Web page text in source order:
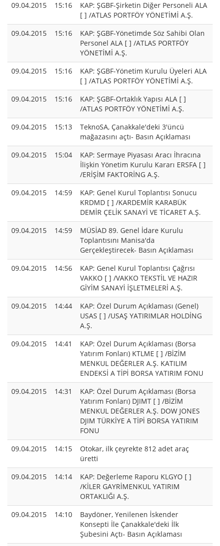
09.04.2015
15:16
KAP: ŞGBF-Şirketin Diğer Personeli ALA
[ ] /ATLAS PORTFÖY YÖNETİMİ A.Ş.
09.04.2015
15:16
KAP: ŞGBF-Yönetimde Söz Sahibi Olan
Personel ALA [ ] /ATLAS PORTFÖY
YÖNETİMİ A.Ş.
09.04.2015
15:16
KAP: ŞGBF-Yönetim Kurulu Üyeleri ALA
[ ] /ATLAS PORTFÖY YÖNETİMİ A.Ş.
09.04.2015
15:16
KAP: ŞGBF-Ortaklık Yapısı ALA [ ]
/ATLAS PORTFÖY YÖNETİMİ A.Ş.
09.04.2015
15:13
TeknoSA, Çanakkale'deki 3'üncü
mağazasını açtı- Basın Açıklaması
09.04.2015
15:04
KAP: Sermaye Piyasası Aracı İhracına
İlişkin Yönetim Kurulu Kararı ERSFA [ ]
/ERİŞİM FAKTORİNG A.Ş.
09.04.2015
14:59
KAP: Genel Kurul Toplantısı Sonucu
KRDMD [ ] /KARDEMİR KARABÜK
DEMİR ÇELİK SANAYİ VE TİCARET A.Ş.
09.04.2015
14:59
MÜSİAD 89. Genel İdare Kurulu
Toplantısını Manisa'da
Gerçekleştirecek- Basın Açıklaması
09.04.2015
14:56
KAP: Genel Kurul Toplantısı Çağrısı
VAKKO [ ] /VAKKO TEKSTİL VE HAZIR
GİYİM SANAYİ İŞLETMELERİ A.Ş.
09.04.2015
14:44
KAP: Özel Durum Açıklaması (Genel)
USAS [ ] /USAŞ YATIRIMLAR HOLDİNG
A.Ş.
09.04.2015
14:41
KAP: Özel Durum Açıklaması (Borsa
Yatırım Fonları) KTLME [ ] /BİZİM
MENKUL DEĞERLER A.Ş. KATILIM
ENDEKSİ A TİPİ BORSA YATIRIM FONU
09.04.2015
14:31
KAP: Özel Durum Açıklaması (Borsa
Yatırım Fonları) DJIMT [ ] /BİZİM
MENKUL DEĞERLER A.Ş. DOW JONES
DJIM TÜRKİYE A TİPİ BORSA YATIRIM
FONU
09.04.2015
14:15
Otokar, ilk çeyrekte 812 adet araç
üretti
09.04.2015
14:14
KAP: Değerleme Raporu KLGYO [ ]
/KİLER GAYRİMENKUL YATIRIM
ORTAKLIĞI A.Ş.
09.04.2015
14:10
Baydöner, Yenilenen İskender
Konsepti İle Çanakkale'deki İlk
Şubesini Açtı- Basın Açıklaması